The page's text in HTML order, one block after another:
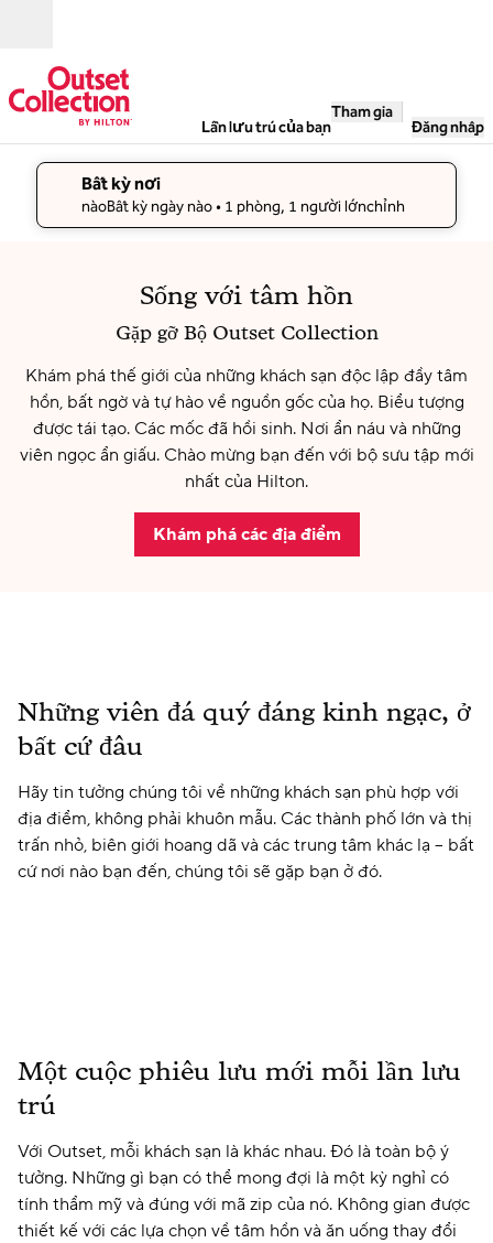
Lần lưu trú của bạn
Tham gia
Đăng nhập
Bất kỳ nơi
nàoBất kỳ ngày nào• 1 phòng, 1 người lớnchỉnh
sửa chi tiết tìm kiếm , Bất kỳ ngày nào, 1 phòng, 1 người
Sống với tâm hồn
Gặp gỡ Bộ Outset Collection
Khám phá thế giới của những khách sạn độc lập đầy tâm
hồn, bất ngờ và tự hào về nguồn gốc của họ. Biểu tượng
được tái tạo. Các mốc đã hồi sinh. Nơi ẩn náu và những
viên ngọc ẩn giấu. Chào mừng bạn đến với bộ sưu tập mới
nhất của Hilton.
Khám phá các địa điểm
Những viên đá quý đáng kinh ngạc, ở
bất cứ đâu
Hãy tin tưởng chúng tôi về những khách sạn phù hợp với
địa điểm, không phải khuôn mẫu. Các thành phố lớn và thị
trấn nhỏ, biên giới hoang dã và các trung tâm khác lạ – bất
cứ nơi nào bạn đến, chúng tôi sẽ gặp bạn ở đó.
Một cuộc phiêu lưu mới mỗi lần lưu
trú
Với Outset, mỗi khách sạn là khác nhau. Đó là toàn bộ ý
tưởng. Những gì bạn có thể mong đợi là một kỳ nghỉ có
tính thẩm mỹ và đúng với mã zip của nó. Không gian được
thiết kế với các lựa chọn về tâm hồn và ăn uống thay đổi